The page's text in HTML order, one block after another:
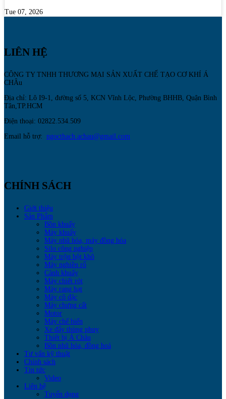
Tue 07, 2026
LIÊN HỆ
CÔNG TY TNHH THƯƠNG MẠI SẢN XUẤT CHẾ TẠO CƠ KHÍ Á
CHÂu
Địa chỉ: Lô I9-1, đường số 5, KCN Vĩnh Lộc, Phường BHHB, Quận Bình
Tân,TP.HCM
Điện thoại: 02822.534.509
Email hỗ trợ: ngocthach.achau@gmail.com
CHÍNH SÁCH
Giới thiệu
Sản Phẩm
Bồn khuấy
Máy khuấy
Máy nhũ hóa, máy đồng hóa
Silo công nghiệp
Máy trộn bột khô
Máy nghiền rổ
Cánh khuấy
Máy chiết rót
Máy rang hạt
Máy cô đặc
Máy chưng cất
Motor
Máy chế biến
Xe đẩy thùng phuy
Thiết bị Á Châu
Bồn nhũ hóa, đồng hoá
Tư vấn kỹ thuật
Chính sách
Tin tức
Video
Liên hệ
Tuyển dụng